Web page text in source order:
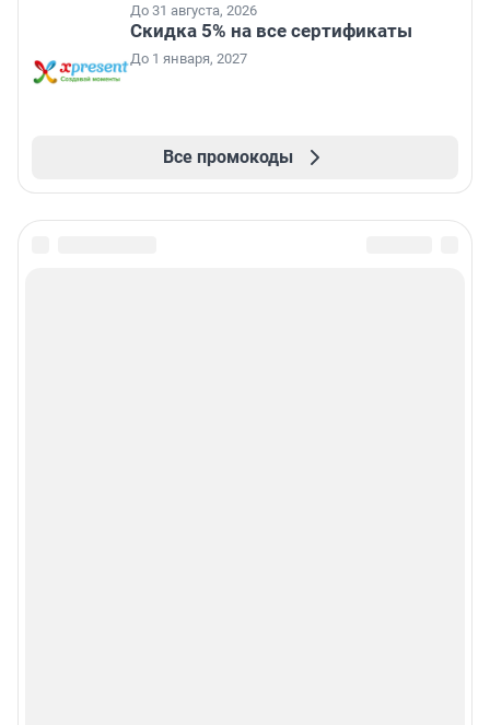
До 31 августа, 2026
Скидка 5% на все сертификаты
До 1 января, 2027
Все промокоды